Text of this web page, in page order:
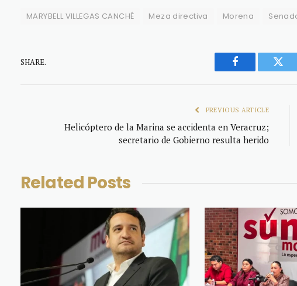
MARYBELL VILLEGAS CANCHÉ Meza directiva Morena
SHARE.
Facebook
PREVIOUS ARTICLE
Helicóptero de la Marina se accidenta en Veracruz;
secretario de Gobierno resulta herido
Related Posts